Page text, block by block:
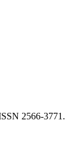
2566-3771.